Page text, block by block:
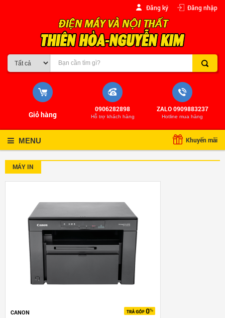
Đăng ký Đăng nhập
ZALO 0909883237
Hotline mua hàng
0906282898
Hỗ trợ khách hàng
Giỏ hàng
Khuyến mãi
MENU
MÁY IN
CANON